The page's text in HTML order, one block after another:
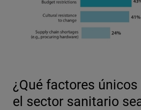
¿Qué factores
el sector sanitario